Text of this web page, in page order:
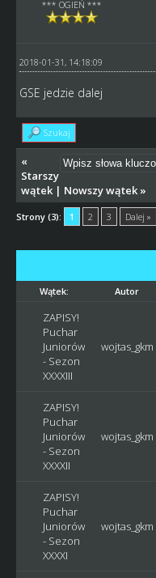
*** OGIEŃ ***
2018-01-31, 14:18:09
GSE jedzie dalej
Szukaj
«
Starszy
wątek| Nowszy wątek»
Strony (3): 1 2 3 Dalej »
Wątek: Autor
ZAPISY!
Puchar
Juniorów
- Sezon
XXXXIII
wojtas_gkm
ZAPISY!
Puchar
Juniorów
- Sezon
XXXXII
wojtas_gkm
ZAPISY!
Puchar
Juniorów
- Sezon
XXXXI
wojtas_gkm